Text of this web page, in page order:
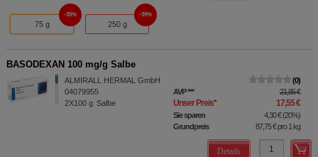
75 g
35%
250 g
39%
BASODEXAN 100 mg/g Salbe
ALMIRALL HERMAL GmbH
04079955
2X100 g Salbe
0
AVP*** 21,85 €
Unser Preis* 17,55 €
Sie sparen 4,30 €(20%)
Grundpreis
87,75 €pro 1 kg
Details